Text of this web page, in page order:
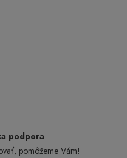
podpora
pomôžeme Vám!